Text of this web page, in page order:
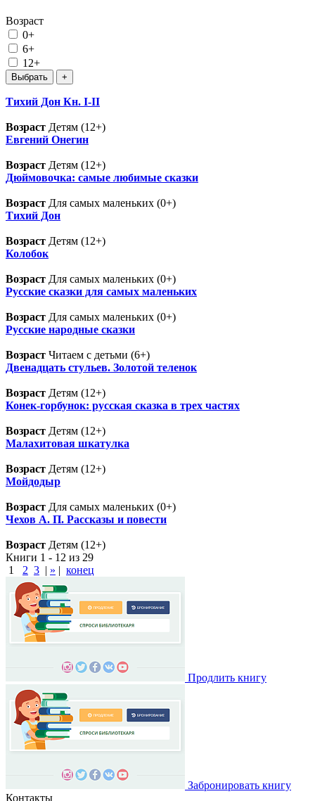
Возраст
0+
6+
12+
Тихий Дон Кн. I-II
Возраст Детям (12+)
Евгений Онегин
Возраст Детям (12+)
Дюймовочка: самые любимые сказки
Возраст Для самых маленьких (0+)
Тихий Дон
Возраст Детям (12+)
Колобок
Возраст Для самых маленьких (0+)
Русские сказки для самых маленьких
Возраст Для самых маленьких (0+)
Русские народные сказки
Возраст Читаем с детьми (6+)
Двенадцать стульев. Золотой теленок
Возраст Детям (12+)
Конек-горбунок: русская сказка в трех частях
Возраст Детям (12+)
Малахитовая шкатулка
Возраст Детям (12+)
Мойдодыр
Возраст Для самых маленьких (0+)
Чехов А. П. Рассказы и повести
Возраст Детям (12+)
Книги 1 - 12 из 29
1
2 3 | » | конец
Продлить книгу
Забронировать книгу
Контакты